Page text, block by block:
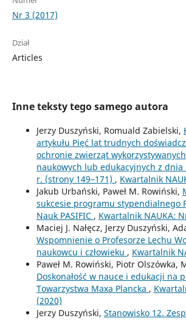
Nr 3 (2017)
Dział
Articles
Inne teksty tego samego autora
Jerzy Duszyński, Romuald Zabielski,
artykułu Pięć lat trudnych
ochronie zwierząt
naukowych lub edukacyjnych z dnia
r. (strony 149–171) , Kwartalnik
Jakub Urbański, Paweł M. Rowiński,
sukcesie programu stypendialnego
Nauk PASIFIC , Kwartalnik NAUKA:
Maciej J. Nałęcz, Jerzy Duszyński,
Wspomnienie o Profesorze Lechu
naukowcu i człowieku , Kwartalnik
Paweł M. Rowiński, Piotr Olszówka,
Doskonałość w nauce i edukacji na
Towarzystwa Maxa Plancka ,
(2020)
Jerzy Duszyński, Stanowisko 12.